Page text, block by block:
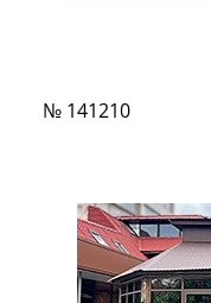
№ 141210